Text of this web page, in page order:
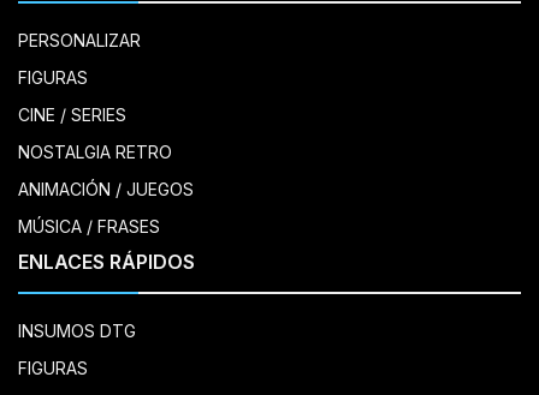
PERSONALIZAR
FIGURAS
CINE / SERIES
NOSTALGIA RETRO
ANIMACIÓN / JUEGOS
MÚSICA / FRASES
ENLACES RÁPIDOS
INSUMOS DTG
FIGURAS